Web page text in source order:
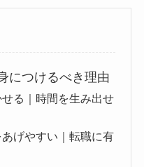
につけるべき理由
る｜時間を生み出せ
げやすい｜転職に有